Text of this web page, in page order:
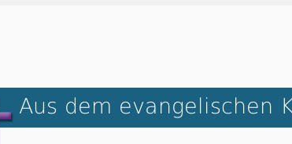
Aus dem evangelischen